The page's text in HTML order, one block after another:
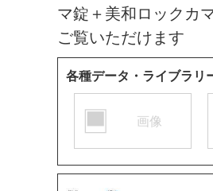
マ錠＋美和ロック
ご覧いただけます
各種データ・ライブラリ
画像